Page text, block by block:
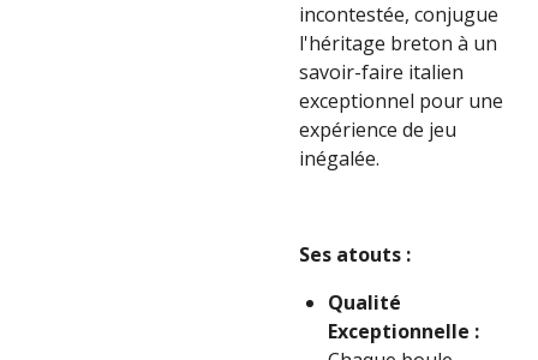
incontestée, conjugue
l'héritage breton à un
savoir-faire italien
exceptionnel pour une
expérience de jeu
inégalée.
Ses atouts :
Qualité
Exceptionnelle :